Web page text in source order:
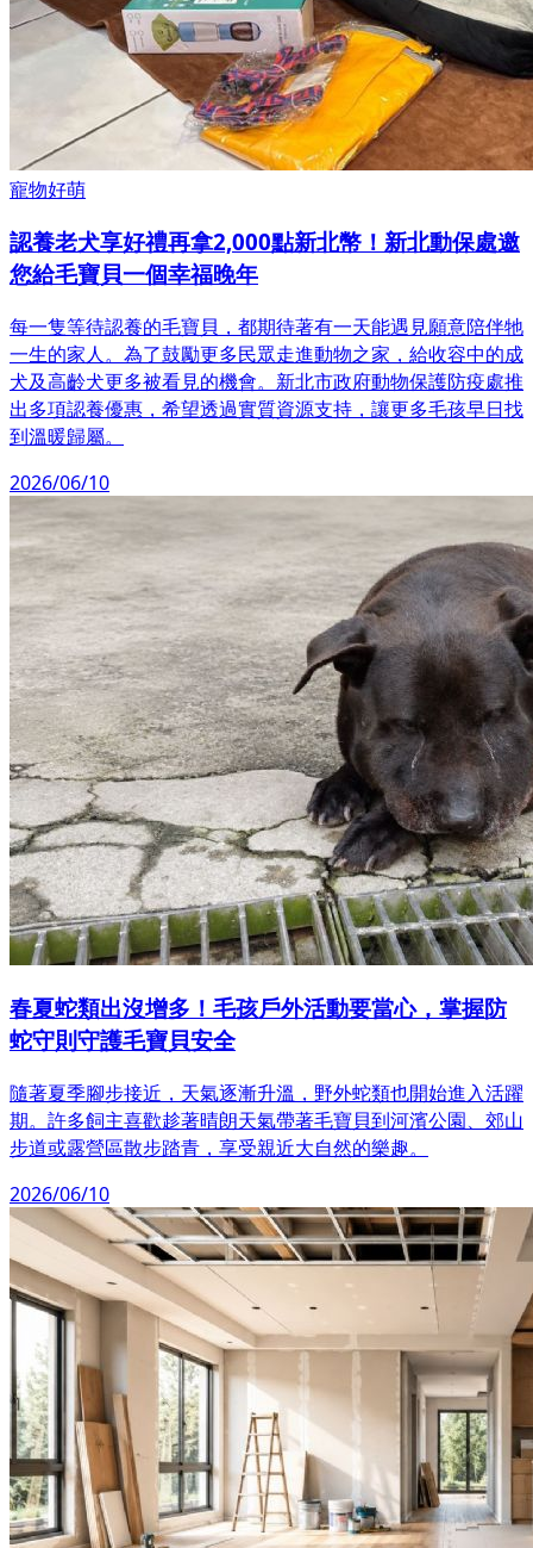
寵物好萌
認養老犬享好禮再拿2,000點新北幣！新北動保處邀
您給毛寶貝一個幸福晚年
每一隻等待認養的毛寶貝，都期待著有一天能遇見願意陪伴牠
一生的家人。為了鼓勵更多民眾走進動物之家，給收容中的成
犬及高齡犬更多被看見的機會。新北市政府動物保護防疫處推
出多項認養優惠，希望透過實質資源支持，讓更多毛孩早日找
到溫暖歸屬。
2026/06/10
春夏蛇類出沒增多！毛孩戶外活動要當心，掌握防
蛇守則守護毛寶貝安全
隨著夏季腳步接近，天氣逐漸升溫，野外蛇類也開始進入活躍
期。許多飼主喜歡趁著晴朗天氣帶著毛寶貝到河濱公園、郊山
步道或露營區散步踏青，享受親近大自然的樂趣。
2026/06/10